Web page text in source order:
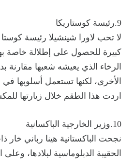
9.رئيسة كوستاريكا
لا تحب لاورا شينشيلا رئيسة
كبيرة للحصول على إطلالة خاصة
الرخاء الذي يعيشه شعبها مقارنة
الأخرى، لكنها تستعمل أسلوبها في
اردت هذا الطقم خلال زيارتها
10.وزير الخارجية الباكسانية
الحقيبة الدبلوماسية لبلادها،